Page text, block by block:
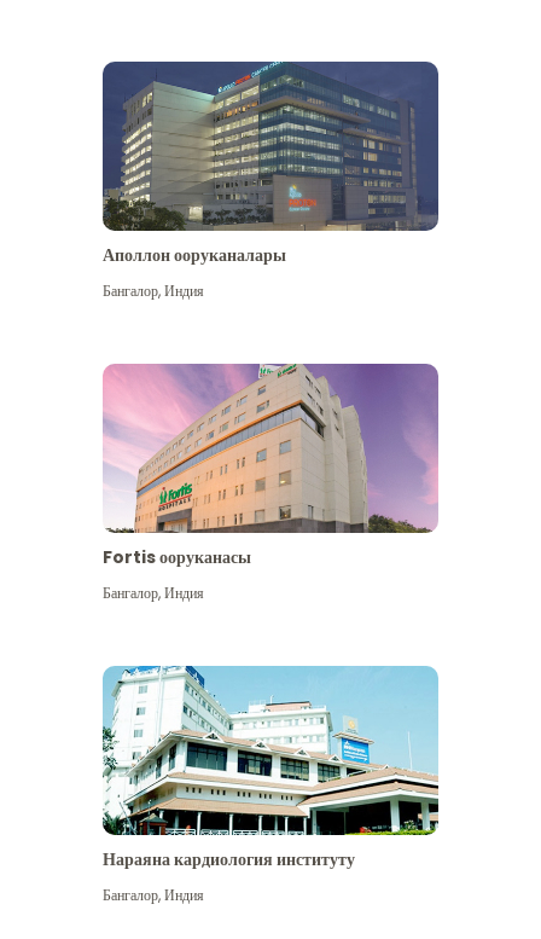
Аполлон ооруканалары
Бангалор,Индия
Fortis ооруканасы
Бангалор,Индия
Нараяна кардиология институту
Бангалор,Индия